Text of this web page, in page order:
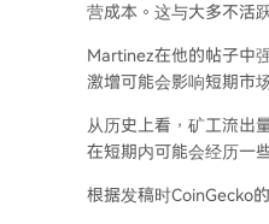
营成本。这与大多不活
Martinez在他的帖子中
激增可能会影响短期市
从历史上看，矿工流出
在短期内可能会经历一
根据发稿时CoinGecko